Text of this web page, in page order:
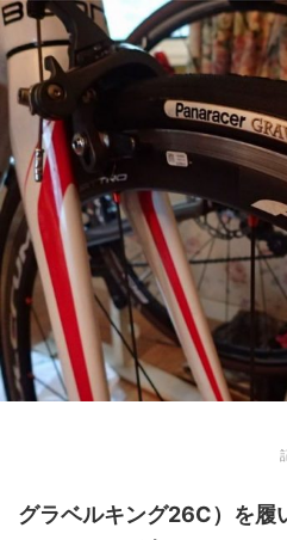
グラベルキング26C）を履